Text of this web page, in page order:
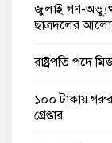
জুলাই গণ-
ছাত্রদলের
রাষ্ট্রপতি পদে
১০০ টাকায় গরুর
গ্রেপ্তার